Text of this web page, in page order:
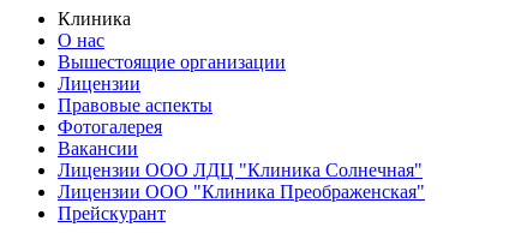
Клиника
О нас
Вышестоящие организации
Лицензии
Правовые аспекты
Фотогалерея
Вакансии
Лицензии ООО ЛДЦ "Клиника Солнечная"
Лицензии ООО "Клиника Преображенская"
Прейскурант